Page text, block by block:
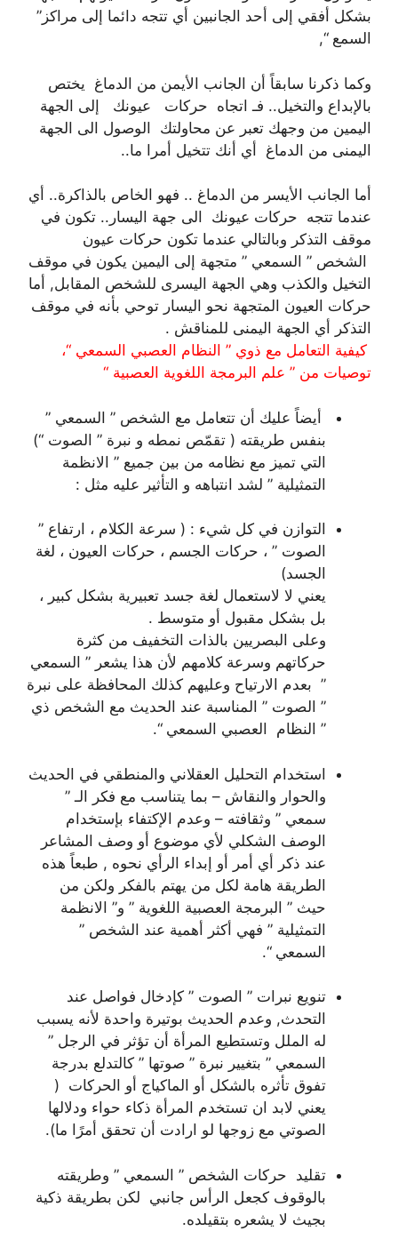
بشكل أفقي إلى أحد الجانبين أي تتجه دائما إلى مراكز”
السمع “,
وكما ذكرنا سابقاً أن الجانب الأيمن من الدماغ يختص
بالإبداع والتخيل.. فـ اتجاه حركات عيونك إلى الجهة
اليمين من وجهك تعبر عن محاولتك الوصول الى الجهة
اليمنى من الدماغ أي أنك تتخيل أمرا ما..
أما الجانب الأيسر من الدماغ .. فهو الخاص بالذاكرة.. أي
عندما تتجه حركات عيونك الى جهة اليسار.. تكون في
موقف التذكر وبالتالي عندما تكون حركات عيون
الشخص ” السمعي ” متجهة إلى اليمين يكون في موقف
التخيل والكذب وهي الجهة اليسرى للشخص المقابل, أما
حركات العيون المتجهة نحو اليسار توحي بأنه في موقف
التذكر أي الجهة اليمنى للمناقش .
كيفية التعامل مع ذوي ” النظام العصبي السمعي “،
توصيات من ” علم البرمجة اللغوية العصبية “
أيضاً عليك أن تتعامل مع الشخص ” السمعي ”
بنفس طريقته ( تقمّص نمطه و نبرة ” الصوت “)
التي تميز مع نظامه من بين جميع ” الانظمة
التمثيلية ” لشد انتباهه و التأثير عليه مثل :
التوازن في كل شيء : ( سرعة الكلام ، ارتفاع ”
الصوت ” ، حركات الجسم ، حركات العيون ، لغة
الجسد)
يعني لا لاستعمال لغة جسد تعبيرية بشكل كبير ،
بل بشكل مقبول أو متوسط .
وعلى البصريين بالذات التخفيف من كثرة
حركاتهم وسرعة كلامهم لأن هذا يشعر ” السمعي
” بعدم الارتياح وعليهم كذلك المحافظة على نبرة
” الصوت ” المناسبة عند الحديث مع الشخص ذي
” النظام العصبي السمعي “.
استخدام التحليل العقلاني والمنطقي في الحديث
والحوار والنقاش – بما يتناسب مع فكر الـ ”
سمعي ” وثقافته – وعدم الإكتفاء بإستخدام
الوصف الشكلي لأي موضوع أو وصف المشاعر
عند ذكر أي أمر أو إبداء الرأي نحوه , طبعاً هذه
الطريقة هامة لكل من يهتم بالفكر ولكن من
حيث ” البرمجة العصبية اللغوية ” و” الانظمة
التمثيلية ” فهي أكثر أهمية عند الشخص ”
السمعي “.
تنويع نبرات ” الصوت ” كإدخال فواصل عند
التحدث, وعدم الحديث بوتيرة واحدة لأنه يسبب
له الملل وتستطيع المرأة أن تؤثر في الرجل ”
السمعي ” بتغيير نبرة ” صوتها ” كالتدلع بدرجة
تفوق تأثره بالشكل أو الماكياج أو الحركات (
يعني لابد ان تستخدم المرأة ذكاء حواء ودلالها
الصوتي مع زوجها لو ارادت أن تحقق أمرًا ما).
تقليد حركات الشخص ” السمعي ” وطريقته
بالوقوف كجعل الرأس جانبي لكن بطريقة ذكية
بجيث لا يشعره بتقيلده.